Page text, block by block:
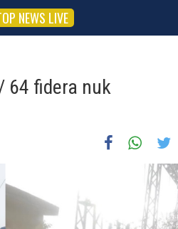
NEWS LIVE
64 fidera nuk